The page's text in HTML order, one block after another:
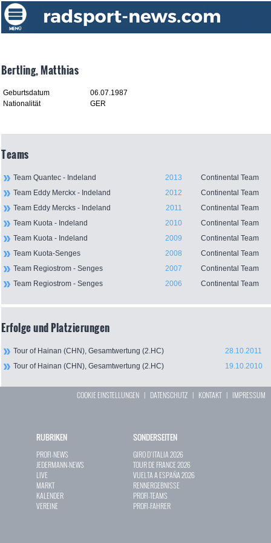
Bertling, Matthias
Geburtsdatum
06.07.1987
Nationalität
GER
Teams
Team Quantec - Indeland 2013
Continental Team
Team Eddy Merckx - Indeland
2012
Continental Team
Team Eddy Mercks - Indeland
2011
Continental Team
Team Kuota - Indeland
2010
Continental Team
Team Kuota - Indeland
2009
Continental Team
Team Kuota-Senges
2008
Continental Team
Team Regiostrom - Senges
2007
Continental Team
Team Regiostrom - Senges
2006 Continental Team
Erfolge und Platzierungen
Tour of Hainan (CHN), Gesamtwertung (2.HC)
28.10.2011
Tour of Hainan (CHN), Gesamtwertung (2.HC)
19.10.2010
COOKIE EINSTELLUNGEN | DATENSCHUTZ | KONTAKT| IMPRESSUM
RUBRIKEN
PROFI-NEWS
JEDERMANN-NEWS
LIVE
MARKT
KALENDER
VEREINE
SONDERSEITEN
GIRO D`ITALIA 2026
TOUR DE FRANCE 2026
VUELTA A ESPAÑA 2026
RENNERGEBNISSE
PROFI-TEAMS
PROFI-FAHRER